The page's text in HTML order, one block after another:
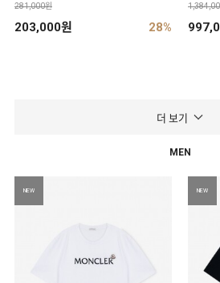
281,000원
203,000원 28%
더 보기
MEN
NEW NEW